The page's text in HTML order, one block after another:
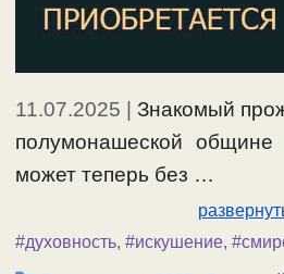
11.07.2025 | Знакомый
полумонашеской общине
может теперь без …
#духовность, #искушение,